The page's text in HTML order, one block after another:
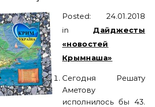
Posted: 24.01.2018
in Дайджесты
«новостей
Крымнаша»
Сегодня Решату
Аметову
исполнилось бы 43.